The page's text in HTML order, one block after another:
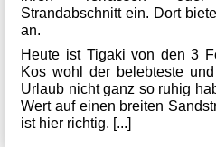
Strandabschnitt ein. Dort
an.
Heute ist Tigaki von den 3
Kos wohl der belebteste
Urlaub nicht ganz so ruhig
Wert auf einen breiten
ist hier richtig. [...]